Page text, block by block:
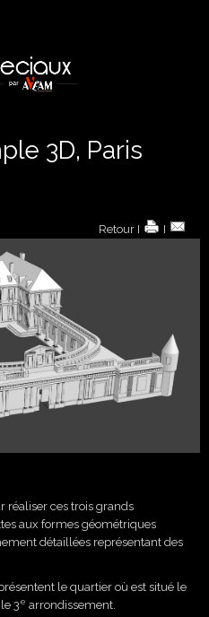
3D, Paris
Retour I I
réaliser ces trois grands
aux formes géométriques
détaillées représentant des
le quartier où est situé le
3e arrondissement.